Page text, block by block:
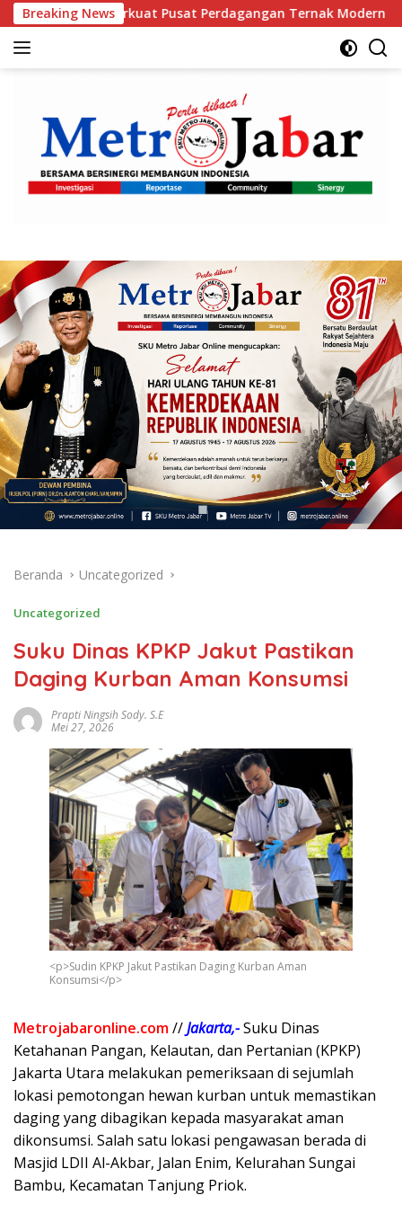
Langsung
ke
konten
Breaking News
Pusat Perdagangan Ternak Modern Orang Tua
Beranda Uncategorized
Uncategorized
Suku Dinas KPKP Jakut Pastikan
Daging Kurban Aman Konsumsi
Prapti Ningsih Sody. S.E
Mei 27, 2026
<p>Sudin KPKP Jakut Pastikan Daging Kurban Aman
Konsumsi</p>
Metrojabaronline.com//Jakarta,-Suku Dinas
Ketahanan Pangan, Kelautan, dan Pertanian (KPKP)
Jakarta Utara melakukan pemeriksaan di sejumlah
lokasi pemotongan hewan kurban untuk memastikan
daging yang dibagikan kepada masyarakat aman
dikonsumsi. Salah satu lokasi pengawasan berada di
Masjid LDII Al-Akbar, Jalan Enim, Kelurahan Sungai
Bambu, Kecamatan Tanjung Priok.